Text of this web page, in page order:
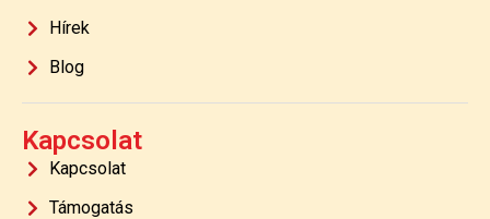
Hírek
Blog
Kapcsolat
Kapcsolat
Támogatás